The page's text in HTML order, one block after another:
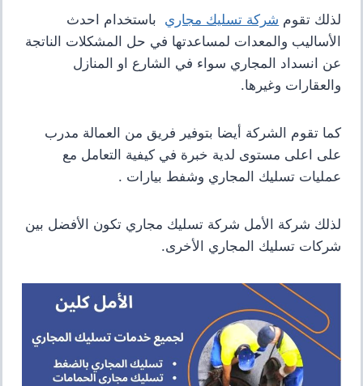
لذلك تقوم شركة تسليك مجاري باستخدام احدث
الأساليب والمعدات لمساعدتها في حل المشكلات الناتجة
عن انسداد المجاري سواء في الشارع او المنازل
والعقارات وغيرها.
كما تقوم الشركة أيضا بتوفير فريق من العمالة مدرب
على اعلى مستوى لدية خبرة في كيفية التعامل مع
عمليات تسليك المجاري وشفط بيارات .
لذلك شركة الأمل شركة تسليك مجاري تكون الأفضل بين
شركات تسليك المجاري الأخرى.